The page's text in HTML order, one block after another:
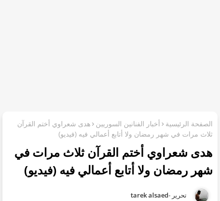
الصفحة الرئيسية أخبار الفنانين السوريين
هدى شعراوي أختم القرآن
ثلاث مرات في شهر رمضان ولا أتابع أعمالي فيه (فيديو)
هدى شعراوي أختم القرآن ثلاث مرات في
شهر رمضان ولا أتابع أعمالي فيه (فيديو)
tarek alsaed